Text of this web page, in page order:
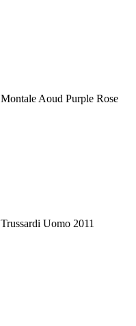
Montale Aoud Purple Rose
Trussardi Uomo 2011